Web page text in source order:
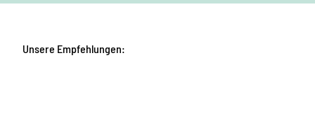
Unsere Empfehlungen: